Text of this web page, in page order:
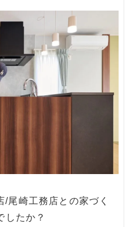
/尾崎工務店との家づく
したか？